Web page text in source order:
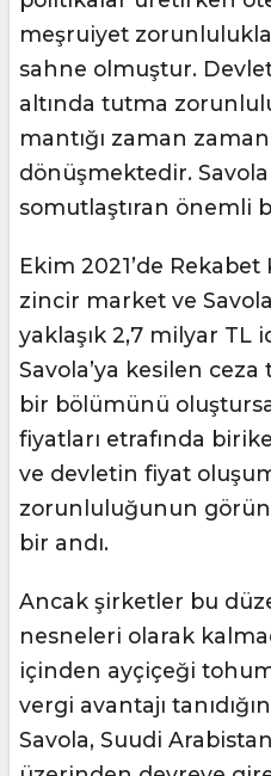
meşruiyet
sahne olmuştur.
altında tutma
mantığı zaman
dönüşmektedir.
somutlaştıran önemli
Ekim 2021’de
zincir market ve
yaklaşık 2,7 milyar TL
Savola’ya kesilen
bir bölümünü
fiyatları etrafında
ve devletin fiyat
zorunluluğunun
bir andı.
Ancak şirketler bu
nesneleri olarak
içinden ayçiçeği
vergi avantajı
Savola, Suudi